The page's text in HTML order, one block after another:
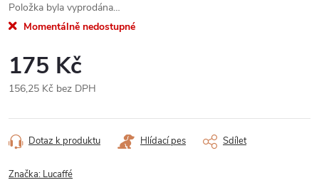
Položka byla vyprodána…
Momentálně nedostupné
175 Kč
156,25 Kč bez DPH
cena:
Dotaz k produktu Hlídací pes Sdílet
Značka: Lucaffé